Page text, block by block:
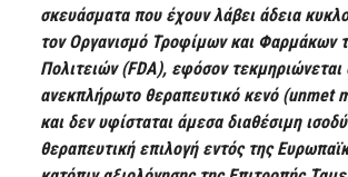
σκευάσματα που έχουν λάβει άδεια
τον Οργανισμό Τροφίμων και Φαρμάκων
Πολιτειών (FDA), εφόσον τεκμηριώνεται
ανεκπλήρωτο θεραπευτικό κενό (unmet
και δεν υφίσταται άμεσα διαθέσιμη
θεραπευτική επιλογή εντός της